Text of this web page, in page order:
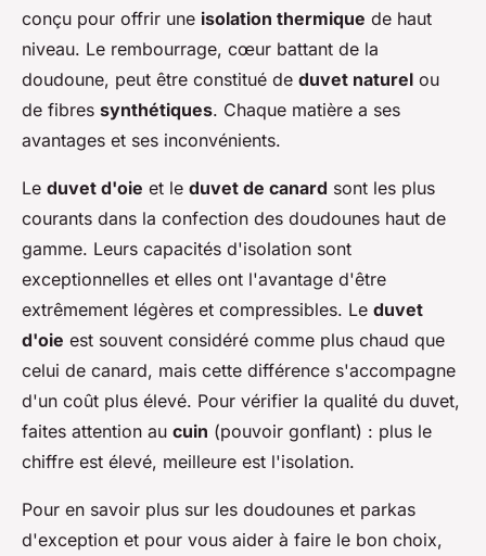
conçu pour offrir une isolation thermique de haut
niveau. Le rembourrage, cœur battant de la
doudoune, peut être constitué de duvet naturel ou
de fibres synthétiques. Chaque matière a ses
avantages et ses inconvénients.
Le duvet d'oie et le duvet de canard sont les plus
courants dans la confection des doudounes haut de
gamme. Leurs capacités d'isolation sont
exceptionnelles et elles ont l'avantage d'être
extrêmement légères et compressibles. Le duvet
d'oie est souvent considéré comme plus chaud que
celui de canard, mais cette différence s'accompagne
d'un coût plus élevé. Pour vérifier la qualité du duvet,
faites attention au cuin (pouvoir gonflant) : plus le
chiffre est élevé, meilleure est l'isolation.
Pour en savoir plus sur les doudounes et parkas
d'exception et pour vous aider à faire le bon choix,